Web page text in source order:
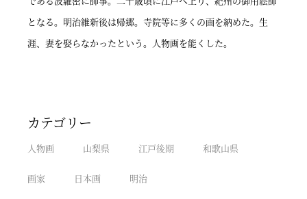
となる。明治維新後は帰郷。寺院等に多くの画を納めた。生
涯、妻を娶らなかったという。人物画を能くした。
カテゴリー
人物画 山梨県 江戸後期 和歌山県
画家 日本画 明治